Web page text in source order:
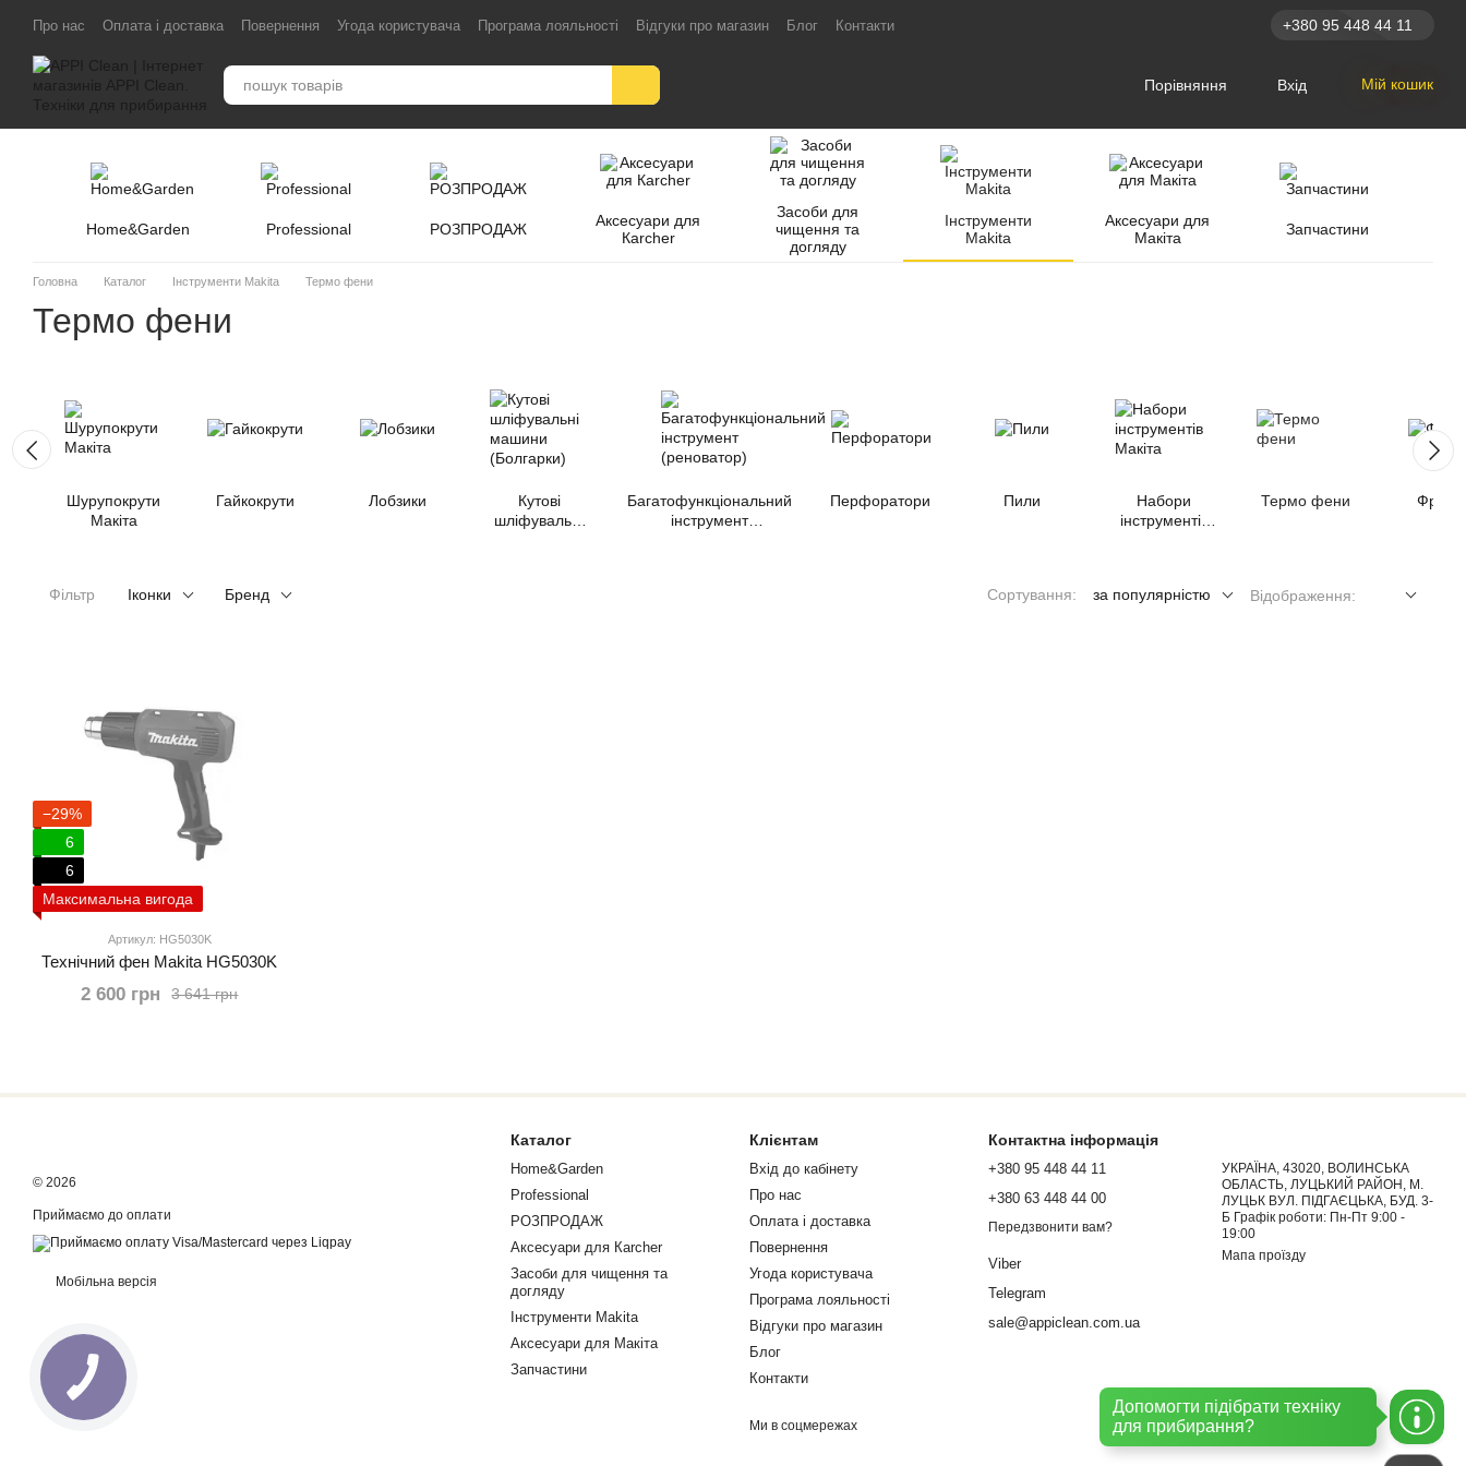
Перейти до основного контенту
Про нас Оплата і доставка Повернення Угода користувача Програма лояльності Відгуки про магазин Блог Контакти +380 95 448 44 11
Порівняння Вхід Мій кошик
Home&Garden Professional РОЗПРОДАЖ
Аксесуари для
Кarcher
Засоби для
чищення та
догляду
Інструменти
Makita
Аксесуари для
Макіта
Запчастини
Головна Каталог Інструменти Makita Термо фени
Термо фени
Шурупокрути
Макіта
Гайкокрути Лобзики
Кутові
шліфувальні
Багатофункціональний
інструмент
Перфоратори Пили
Набори
інструментів
Термо фени
Фільтр Іконки Бренд Сортування: за популярністю Відображення:
−29%
6
6
Максимальна вигода
Артикул: HG5030K
Технічний фен Makita HG5030K
3 641 грн
2 600 грн
© 2026
Приймаємо до оплати
Мобільна версія
Каталог
Home&Garden
Professional
РОЗПРОДАЖ
Аксесуари для Кarcher
Засоби для чищення та
догляду
Інструменти Makita
Аксесуари для Макіта
Запчастини
Клієнтам
Вхід до кабінету
Про нас
Оплата і доставка
Повернення
Угода користувача
Програма лояльності
Відгуки про магазин
Блог
Контакти
Ми в соцмережах
Контактна інформація
+380 95 448 44 11
+380 63 448 44 00
Передзвонити вам?
Viber
Telegram
sale@appiclean.com.ua
УКРАЇНА, 43020, ВОЛИНСЬКА
ОБЛАСТЬ, ЛУЦЬКИЙ РАЙОН, М.
ЛУЦЬК ВУЛ. ПІДГАЄЦЬКА, БУД. 3-
Б Графік роботи: Пн-Пт 9:00 -
19:00
Мапа проїзду
Допомогти підібрати техніку
для прибирання?